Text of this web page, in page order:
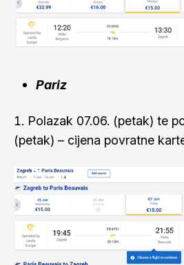
Pariz
Polazak 07.06. (petak) te
(petak) – cijena povratne